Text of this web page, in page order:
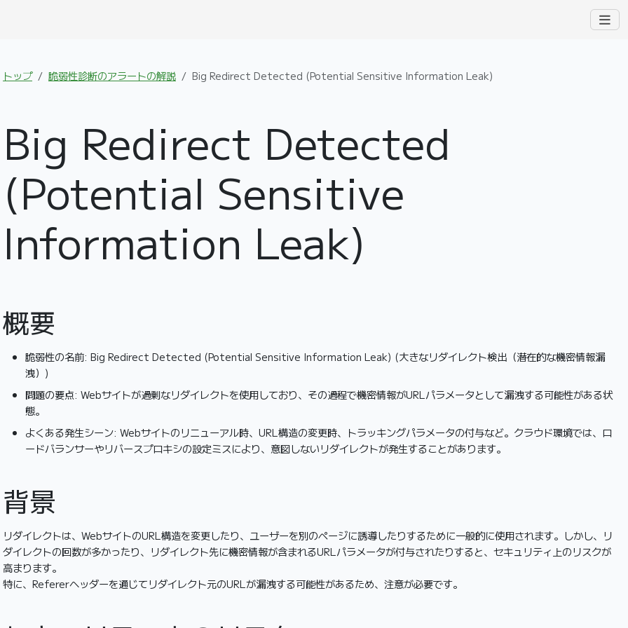
トップ 脆弱性診断のアラートの解説 Big Redirect Detected (Potential Sensitive Information Leak)
Big Redirect Detected
(Potential Sensitive
Information Leak)
概要
脆弱性の名前: Big Redirect Detected (Potential Sensitive Information Leak) (大きなリダイレクト検出（潜在的な機密情報漏
洩）)
問題の要点: Webサイトが過剰なリダイレクトを使用しており、その過程で機密情報がURLパラメータとして漏洩する可能性がある状
態。
よくある発生シーン: Webサイトのリニューアル時、URL構造の変更時、トラッキングパラメータの付与など。クラウド環境では、ロ
ードバランサーやリバースプロキシの設定ミスにより、意図しないリダイレクトが発生することがあります。
背景
リダイレクトは、WebサイトのURL構造を変更したり、ユーザーを別のページに誘導したりするために一般的に使用されます。しかし、リ
ダイレクトの回数が多かったり、リダイレクト先に機密情報が含まれるURLパラメータが付与されたりすると、セキュリティ上のリスクが
高まります。
特に、Refererヘッダーを通じてリダイレクト元のURLが漏洩する可能性があるため、注意が必要です。